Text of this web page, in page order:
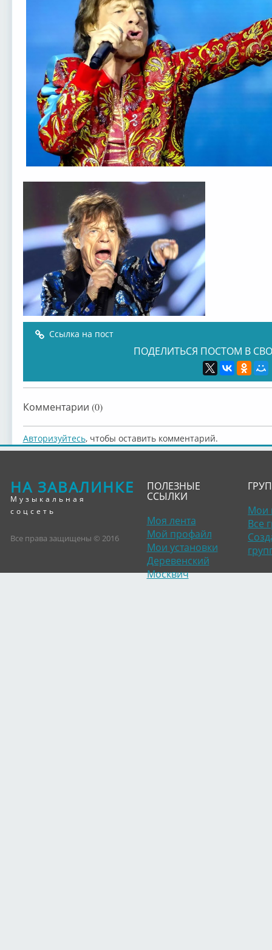
Ссылка на пост
ПОДЕЛИТЬСЯ ПОСТОМ В
Комментарии (0)
Авторизуйтесь, чтобы оставить комментарий.
НА ЗАВАЛИНКЕ
Музыкальная
соцсеть
Все права защищены © 2016
ПОЛЕЗНЫЕ
ССЫЛКИ
Моя лента
Мой профайл
Мои установки
Деревенский
Москвич
Мои
Все